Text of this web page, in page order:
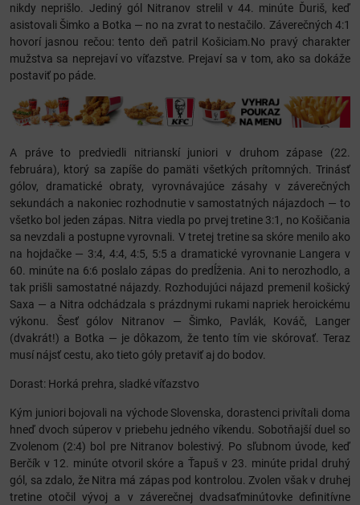
nikdy neprišlo. Jediný gól Nitranov strelil v 44. minúte Ďuriš, keď
asistovali Šimko a Botka — no na zvrat to nestačilo. Záverečných 4:1
hovorí jasnou rečou: tento deň patril Košiciam.No pravý charakter
mužstva sa neprejaví vo víťazstve. Prejaví sa v tom, ako sa dokáže
postaviť po páde.
A práve to predviedli nitrianskí juniori v druhom zápase (22.
februára), ktorý sa zapíše do pamäti všetkých prítomných. Trinásť
gólov, dramatické obraty, vyrovnávajúce zásahy v záverečných
sekundách a nakoniec rozhodnutie v samostatných nájazdoch — to
všetko bol jeden zápas. Nitra viedla po prvej tretine 3:1, no Košičania
sa nevzdali a postupne vyrovnali. V tretej tretine sa skóre menilo ako
na hojdačke — 3:4, 4:4, 4:5, 5:5 a dramatické vyrovnanie Langera v
60. minúte na 6:6 poslalo zápas do predĺženia. Ani to nerozhodlo, a
tak prišli samostatné nájazdy. Rozhodujúci nájazd premenil košický
Saxa — a Nitra odchádzala s prázdnymi rukami napriek heroickému
výkonu. Šesť gólov Nitranov — Šimko, Pavlák, Kováč, Langer
(dvakrát!) a Botka — je dôkazom, že tento tím vie skórovať. Teraz
musí nájsť cestu, ako tieto góly pretaviť aj do bodov.
Dorast: Horká prehra, sladké víťazstvo
Kým juniori bojovali na východe Slovenska, dorastenci privítali doma
hneď dvoch súperov v priebehu jedného víkendu. Sobotňajší duel so
Zvolenom (2:4) bol pre Nitranov bolestivý. Po sľubnom úvode, keď
Berčík v 12. minúte otvoril skóre a Ťapuš v 23. minúte pridal druhý
gól, sa zdalo, že Nitra má zápas pod kontrolou. Zvolen však v druhej
tretine otočil vývoj a v záverečnej dvadsaťminútovke definitívne